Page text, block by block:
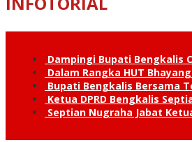
Dampingi Bupati Bengkalis
Dalam Rangka HUT
Bupati Bengkalis Bersama
Ketua DPRD Bengkalis
Septian Nugraha Jabat